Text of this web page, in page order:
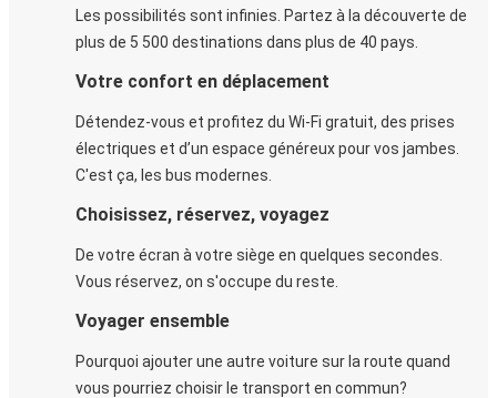
Les possibilités sont infinies. Partez à la découverte de
plus de 5 500 destinations dans plus de 40 pays.
Votre confort en déplacement
Détendez-vous et profitez du Wi-Fi gratuit, des prises
électriques et d’un espace généreux pour vos jambes.
C'est ça, les bus modernes.
Choisissez, réservez, voyagez
De votre écran à votre siège en quelques secondes.
Vous réservez, on s'occupe du reste.
Voyager ensemble
Pourquoi ajouter une autre voiture sur la route quand
vous pourriez choisir le transport en commun?